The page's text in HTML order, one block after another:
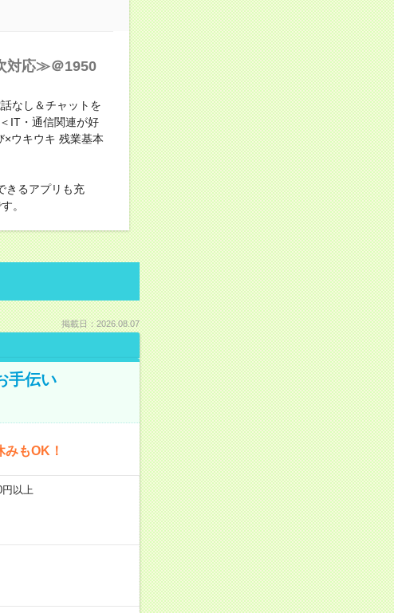
対応≫＠1950
なし＆チャットを
IT・通信関連が好
ウキウキ 残業基本
きるアプリも充
。
掲載日：2026.08.07
手伝い
もOK！
以上